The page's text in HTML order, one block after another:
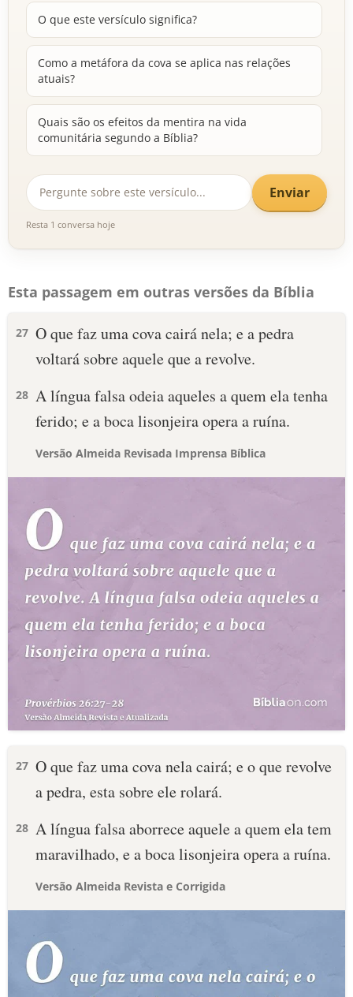
O que este versículo significa?
Como a metáfora da cova se aplica nas relações
atuais?
Quais são os efeitos da mentira na vida
comunitária segundo a Bíblia?
Enviar
Resta 1 conversa hoje
Esta passagem em outras versões da Bíblia
27 O que faz uma cova cairá nela; e a pedra
voltará sobre aquele que a revolve.
28 A língua falsa odeia aqueles a quem ela tenha
ferido; e a boca lisonjeira opera a ruína.
Versão Almeida Revisada Imprensa Bíblica
27 O que faz uma cova nela cairá; e o que revolve
a pedra, esta sobre ele rolará.
28 A língua falsa aborrece aquele a quem ela tem
maravilhado, e a boca lisonjeira opera a ruína.
Versão Almeida Revista e Corrigida